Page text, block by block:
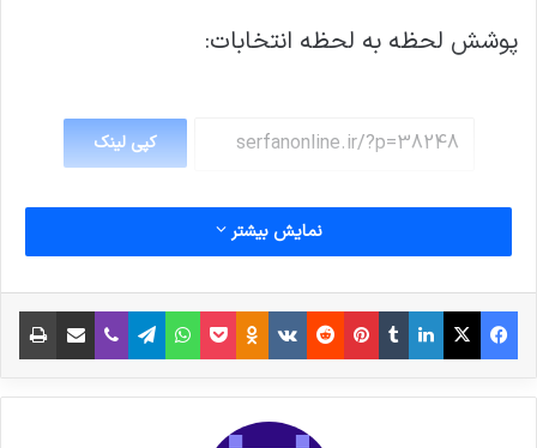
پوشش لحظه به لحظه انتخابات:
کپی لینک
نمایش بیشتر
فیس بوک X لینکدین
‫تامبلر‫پین‌ترست
‫رددیت‫VKontakte
‫Odnoklassniki
پاکتواتس آپ تلگراموایبر اشتراک گذاری از طریق ایمیل